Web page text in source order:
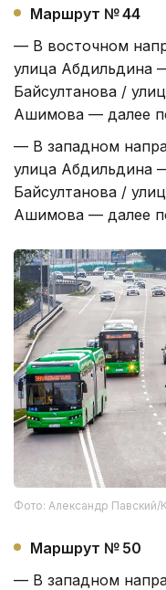
Маршрут № 44
— В восточном
улица Абдильдина
Байсултанова /
Ашимова — далее
— В западном
улица Абдильдина
Байсултанова /
Ашимова — далее
Фото: Александр Павский/
Маршрут № 50
— В западном